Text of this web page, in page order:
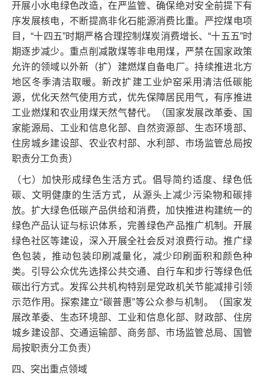
开展小水电绿色改造，在严监管、确保绝对安全前提下有
序发展核电，不断提高非化石能源消费比重。严控煤电项
目，“十四五”时期严格合理控制煤炭消费增长、“十五五”时
期逐步减少。重点削减散煤等非电用煤，严禁在国家政策
允许的领域以外新（扩）建燃煤自备电厂。持续推进北方
地区冬季清洁取暖。新改扩建工业炉窑采用清洁低碳能
源，优化天然气使用方式，优先保障居民用气，有序推进
工业燃煤和农业用煤天然气替代。（国家发展改革委、国
家能源局、工业和信息化部、自然资源部、生态环境部、
住房城乡建设部、农业农村部、水利部、市场监管总局按
职责分工负责）
（七）加快形成绿色生活方式。倡导简约适度、绿色低
碳、文明健康的生活方式，从源头上减少污染物和碳排
放。扩大绿色低碳产品供给和消费，加快推进构建统一的
绿色产品认证与标识体系，完善绿色产品推广机制。开展
绿色社区等建设，深入开展全社会反对浪费行动。推广绿
色包装，推动包装印刷减量化，减少印刷面积和颜色种
类。引导公众优先选择公共交通、自行车和步行等绿色低
碳出行方式。发挥公共机构特别是党政机关节能减排引领
示范作用。探索建立“碳普惠”等公众参与机制。（国家发
展改革委、生态环境部、工业和信息化部、财政部、住房
城乡建设部、交通运输部、商务部、市场监管总局、国管
局按职责分工负责）
四、突出重点领域